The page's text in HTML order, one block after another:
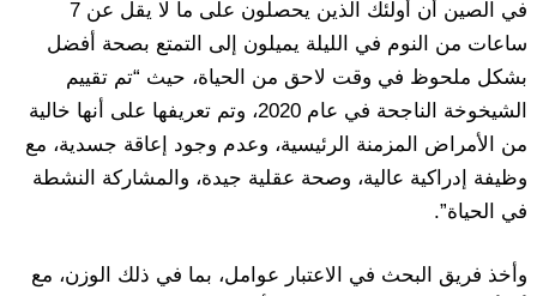
في الصين أن أولئك الذين يحصلون على ما لا يقل عن 7
ساعات من النوم في الليلة يميلون إلى التمتع بصحة أفضل
بشكل ملحوظ في وقت لاحق من الحياة، حيث “تم تقييم
الشيخوخة الناجحة في عام 2020، وتم تعريفها على أنها خالية
من الأمراض المزمنة الرئيسية، وعدم وجود إعاقة جسدية، مع
وظيفة إدراكية عالية، وصحة عقلية جيدة، والمشاركة النشطة
في الحياة”.
وأخذ فريق البحث في الاعتبار عوامل، بما في ذلك الوزن، مع